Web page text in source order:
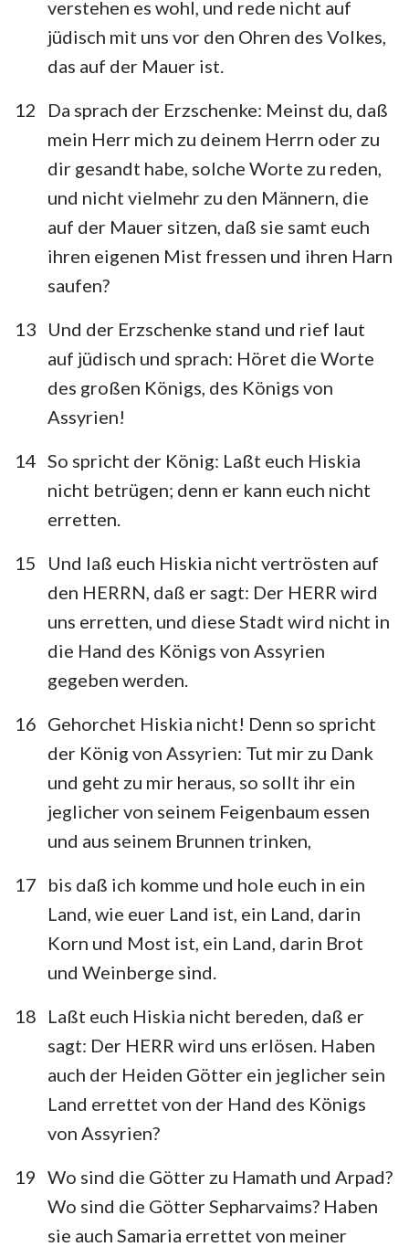
1 2 3 4 5 6
7
8
9 10 11 12 13
14
15
16 17 18 19 20
21
29
30 32 34
35
36
37
43
45 46 47 48
49
50
51 52 53 54 55
56
57
58 59 60 61 62
64
65
verstehen es wohl, und rede nicht auf
jüdisch mit uns vor den Ohren des Volkes,
das auf der Mauer ist.
12
Da sprach der Erzschenke: Meinst du, daß
mein Herr mich zu deinem Herrn oder zu
dir gesandt habe, solche Worte zu reden,
und nicht vielmehr zu den Männern, die
auf der Mauer sitzen, daß sie samt euch
ihren eigenen Mist fressen und ihren Harn
saufen?
13
Und der Erzschenke stand und rief laut
auf jüdisch und sprach: Höret die Worte
des großen Königs, des Königs von
Assyrien!
14 So spricht der König: Laßt euch Hiskia
nicht betrügen; denn er kann euch nicht
erretten.
15
Und laß euch Hiskia nicht vertrösten auf
den HERRN, daß er sagt: Der HERR wird
uns erretten, und diese Stadt wird nicht in
die Hand des Königs von Assyrien
gegeben werden.
16 Gehorchet Hiskia nicht! Denn so spricht
der König von Assyrien: Tut mir zu Dank
und geht zu mir heraus, so sollt ihr ein
jeglicher von seinem Feigenbaum essen
und aus seinem Brunnen trinken,
17
bis daß ich komme und hole euch in ein
Land, wie euer Land ist, ein Land, darin
Korn und Most ist, ein Land, darin Brot
und Weinberge sind.
18
Laßt euch Hiskia nicht bereden, daß er
sagt: Der HERR wird uns erlösen. Haben
auch der Heiden Götter ein jeglicher sein
Land errettet von der Hand des Königs
von Assyrien?
19 Wo sind die Götter zu Hamath und Arpad?
Wo sind die Götter Sepharvaims? Haben
sie auch Samaria errettet von meiner